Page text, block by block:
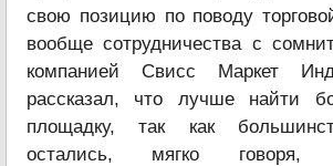
свою позицию по поводу
вообще сотрудничества с
компанией Свисс Маркет
рассказал, что лучше найти
площадку, так как
остались, мягко говоря,